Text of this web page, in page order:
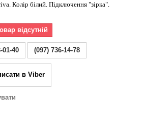
Колір білий. Підключення "зірка".
відсутній
01-40 (097) 736-14-78
в Viber